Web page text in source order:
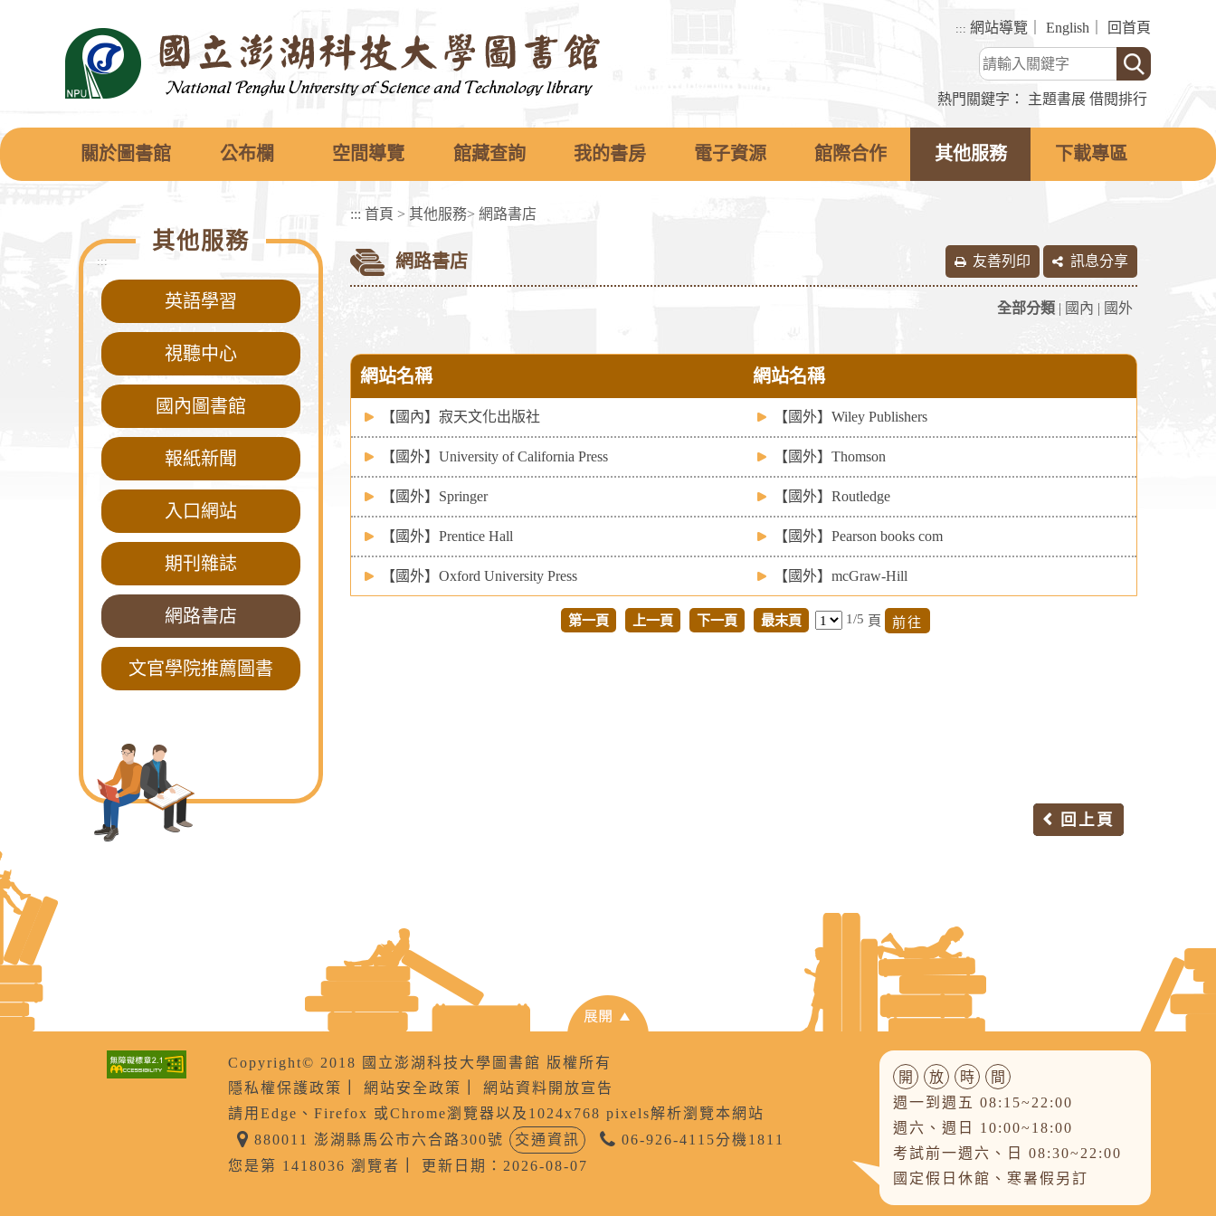
區
塊
::: 網站導覽 English 回首頁
熱門關鍵字： 主題書展 借閱排行
關於圖書館 公布欄 空間導覽 館藏查詢 我的書房 電子資源 館際合作 其他服務 下載專區
:::
其他服務
英語學習
視聽中心
國內圖書館
報紙新聞
入口網站
期刊雜誌
網路書店
文官學院推薦圖書
::: 首頁 > 其他服務> 網路書店
網路書店 友善列印 訊息分享
全部分類 | 國內 | 國外
網站名稱 網站名稱
【國內】寂天文化出版社 【國外】Wiley Publishers
【國外】University of California Press 【國外】Thomson
【國外】Springer 【國外】Routledge
【國外】Prentice Hall 【國外】Pearson books com
【國外】Oxford University Press 【國外】mcGraw-Hill
第一頁 上一頁 下一頁 最末頁 1/5 頁
回上頁
Copyright© 2018 國立澎湖科技大學圖書館 版權所有
隱私權保護政策
網站安全政策
網站資料開放宣告
請用Edge、Firefox 或Chrome瀏覽器以及1024x768 pixels解析瀏覽本網站
880011 澎湖縣馬公市六合路300號
交通資訊
06-926-4115分機1811
您是第 1418036 瀏覽者
更新日期：2026-08-07
開 放 時
間
週一到週五 08:15~22:00
週六、週日 10:00~18:00
考試前一週六、日 08:30~22:00
國定假日休館、寒暑假另訂